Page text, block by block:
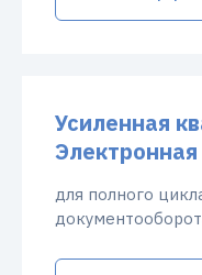
Усиленная
для полного